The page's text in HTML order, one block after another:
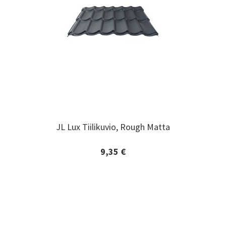
JL Lux Tiilikuvio, Rough Matta
9,35 €
JL Lux Tiilikuvio, Rough Matta
Lisätiedot ja tilaaminen